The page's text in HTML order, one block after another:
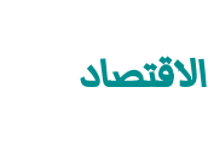
الاقتصاد